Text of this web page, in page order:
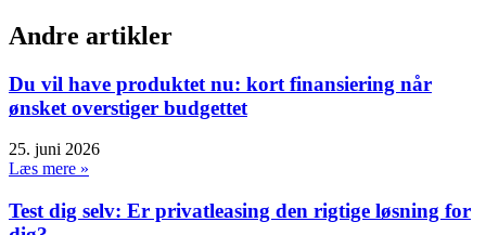
Andre artikler
Du vil have produktet nu: kort finansiering når
ønsket overstiger budgettet
25. juni 2026
Læs mere »
Test dig selv: Er privatleasing den rigtige løsning for